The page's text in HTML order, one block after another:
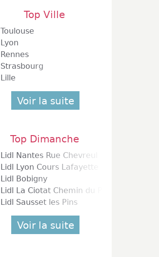
Top Ville
Toulouse
Lyon
Rennes
Strasbourg
Lille
Voir la suite
Top Dimanche
Lidl Nantes Rue Chevreul
Lidl Lyon Cours Lafayette
Lidl Bobigny
Lidl La Ciotat Chemin du Puits de Brunet
Lidl Sausset les Pins
Voir la suite